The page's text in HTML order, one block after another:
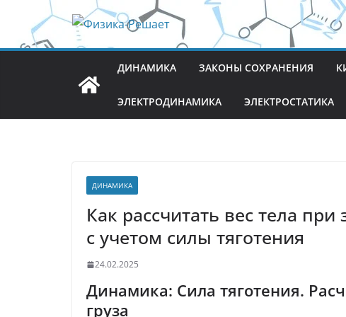
содержимому
ДИНАМИКА ЗАКОНЫ СОХРАНЕНИЯ
ЭЛЕКТРОДИНАМИКА ЭЛЕКТРОСТАТИКА
ДИНАМИКА
Как рассчитать вес тела
с учетом силы тяготения
24.02.2025
Динамика: Сила тяготения.
груза